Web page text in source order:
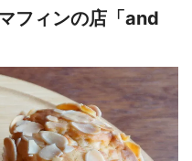
フィンの店「and